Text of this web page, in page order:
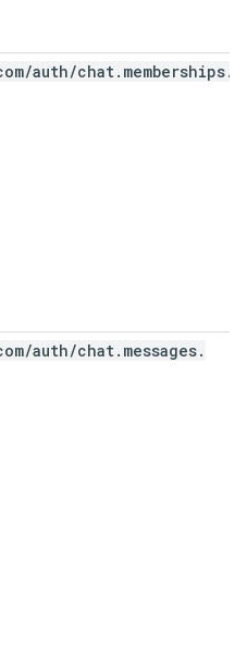
/auth/chat. memberships.
/auth/chat. messages.